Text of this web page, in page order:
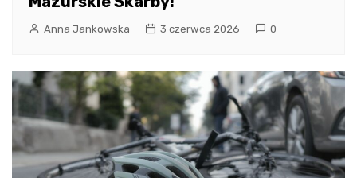
Anna Jankowska 3 czerwca 2026 0